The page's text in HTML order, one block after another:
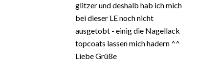
glitzer und deshalb hab ich mich
bei dieser LE noch nicht
ausgetobt - einig die Nagellack
topcoats lassen mich hadern ^^
Liebe Grüße